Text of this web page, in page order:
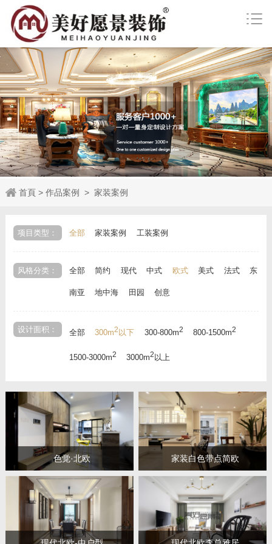
首頁> 作品案例 > 家装案例
项目类型： 全部 家装案例 工装案例
风格分类： 全部 简约 现代 中式 欧式 美式 法式 东
南亚 地中海 田园 创意
设计面积： 全部 300m2 以下 300-800m2 800-1500m2
1500-3000m2 3000m2 以上
色觉·北欧 家装白色带点简欧